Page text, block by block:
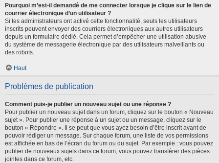
Pourquoi m’est-il demandé de me connecter lorsque je clique sur le lien de
courrier électronique d’un utilisateur ?
Si les administrateurs ont activé cette fonctionnalité, seuls les utilisateurs
inscrits peuvent envoyer des courriers électroniques aux autres utilisateurs
depuis un formulaire dédié. Cela permet d’empêcher une utilisation abusive
du système de messagerie électronique par des utilisateurs malveillants ou
des robots.
Haut
Problèmes de publication
Comment puis-je publier un nouveau sujet ou une réponse ?
Pour publier un nouveau sujet dans un forum, cliquez sur le bouton « Nouveau
sujet ». Pour publier une réponse à un sujet ou un message, cliquez sur le
bouton « Répondre ». Il se peut que vous ayez besoin d’être inscrit avant de
pouvoir rédiger un message. Sur chaque forum, une liste de vos permissions
est affichée en bas de l’écran du forum ou du sujet. Par exemple : vous pouvez
publier de nouveaux sujets dans ce forum, vous pouvez transférer des pièces
jointes dans ce forum, etc.